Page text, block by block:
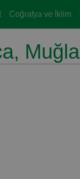
Coğrafya ve İklim
Muğla